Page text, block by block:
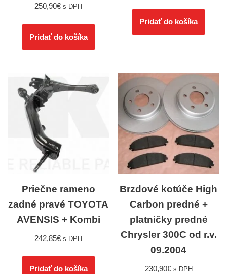
250,90€ s DPH
Pridať do košíka
Pridať do košíka
Priečne rameno
zadné pravé TOYOTA
AVENSIS + Kombi
242,85€ s DPH
Pridať do košíka
Brzdové kotúče High
Carbon predné +
platničky predné
Chrysler 300C od r.v.
09.2004
230,90€ s DPH